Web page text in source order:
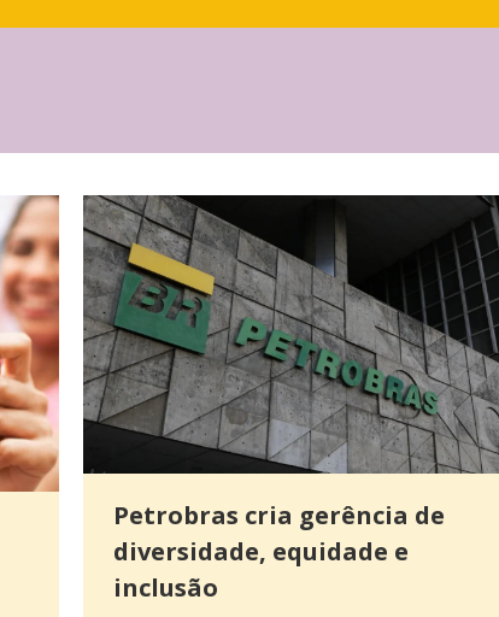
Petrobras cria gerência de
diversidade, equidade e
inclusão